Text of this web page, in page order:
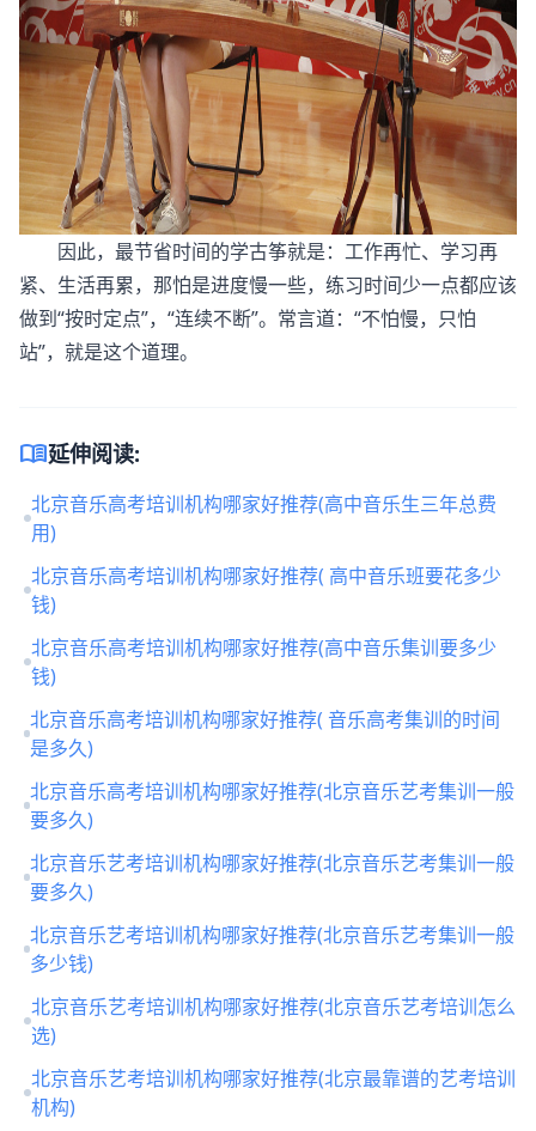
因此，最节省时间的学古筝就是：工作再忙、学习再
紧、生活再累，那怕是进度慢一些，练习时间少一点都应该
做到“按时定点”，“连续不断”。常言道：“不怕慢，只怕
站”，就是这个道理。
menu_book延伸阅读:
北京音乐高考培训机构哪家好推荐(高中音乐生三年总费
用)
北京音乐高考培训机构哪家好推荐( 高中音乐班要花多少
钱)
北京音乐高考培训机构哪家好推荐(高中音乐集训要多少
钱)
北京音乐高考培训机构哪家好推荐( 音乐高考集训的时间
是多久)
北京音乐高考培训机构哪家好推荐(北京音乐艺考集训一般
要多久)
北京音乐艺考培训机构哪家好推荐(北京音乐艺考集训一般
要多久)
北京音乐艺考培训机构哪家好推荐(北京音乐艺考集训一般
多少钱)
北京音乐艺考培训机构哪家好推荐(北京音乐艺考培训怎么
选)
北京音乐艺考培训机构哪家好推荐(北京最靠谱的艺考培训
机构)